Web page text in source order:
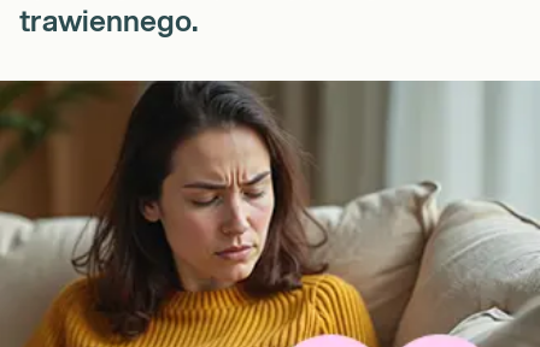
trawiennego.